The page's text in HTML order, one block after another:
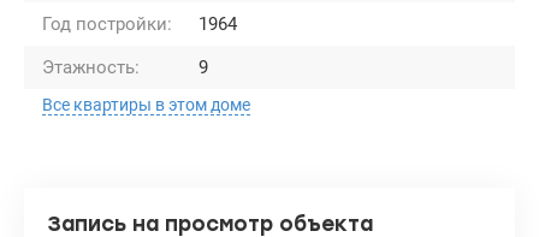
Год постройки:
1964
Этажность:
9
Все квартиры в этом доме
Запись на просмотр объекта